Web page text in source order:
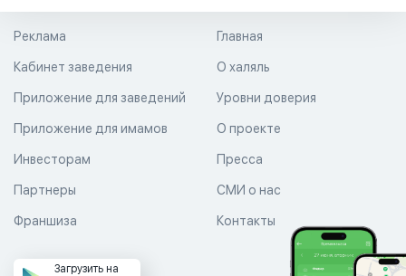
Главная
О халяль
Уровни доверия
Реклама
Кабинет заведения
Приложение для заведений
Приложение для имамов О проекте
Пресса
СМИ о нас
Контакты
Инвесторам
Партнеры
Франшиза
Загрузить на